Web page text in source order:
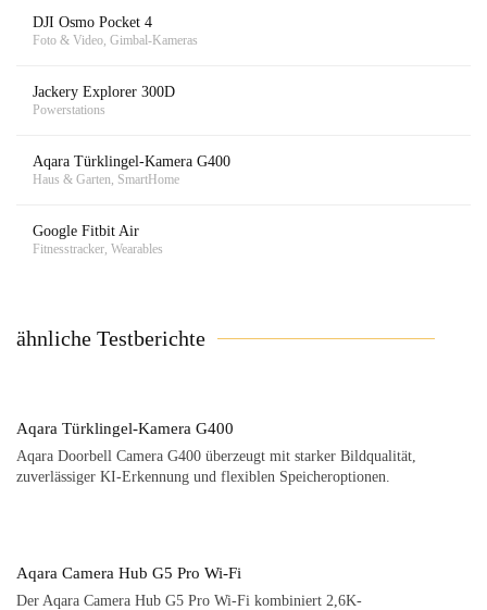
DJI Osmo Pocket 4
Foto & Video, Gimbal-Kameras
Jackery Explorer 300D
Powerstations
Aqara Türklingel-Kamera G400
Haus & Garten, SmartHome
Google Fitbit Air
Fitnesstracker, Wearables
ähnliche Testberichte
Aqara Türklingel-Kamera G400
Aqara Doorbell Camera G400 überzeugt mit starker Bildqualität,
zuverlässiger KI-Erkennung und flexiblen Speicheroptionen.
Aqara Camera Hub G5 Pro Wi-Fi
Der Aqara Camera Hub G5 Pro Wi-Fi kombiniert 2,6K-